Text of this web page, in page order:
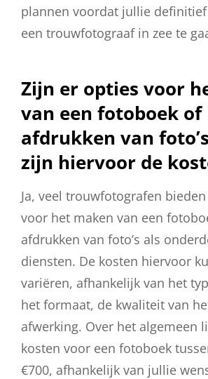
plannen voordat jullie
een trouwfotograaf in zee te
Zijn er opties voor
van een fotoboek
afdrukken van
zijn hiervoor de
Ja, veel trouwfotografen
voor het maken van een
afdrukken van foto’s als
diensten. De kosten hiervoor
variëren, afhankelijk van het
het formaat, de kwaliteit van
afwerking. Over het algemeen
kosten voor een fotoboek
€700, afhankelijk van jullie